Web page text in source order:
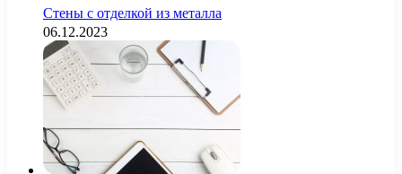
Стены с отделкой из металла
06.12.2023